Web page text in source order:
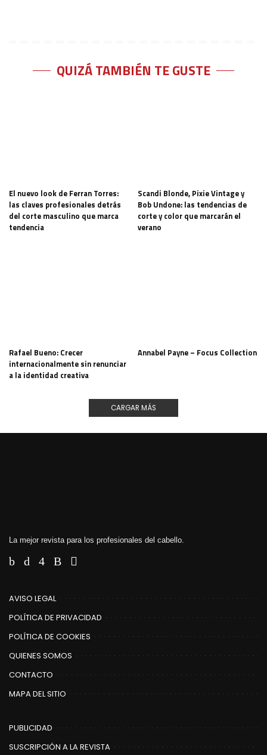
QUIZÁ TAMBIÉN TE GUSTE
El nuevo look de Ferran Torres:
las claves profesionales detrás
del corte masculino que marca
tendencia
Scandi Blonde, Pixie Vintage y
Bob Undone: las tendencias de
corte y color que marcarán el
verano
Rafael Bueno: Crecer
internacionalmente sin renunciar
a la identidad creativa
Annabel Payne – Focus Collection
CARGAR MÁS
La mejor revista para los profesionales del cabello.
AVISO LEGAL
POLÍTICA DE PRIVACIDAD
POLÍTICA DE COOKIES
QUIENES SOMOS
CONTACTO
MAPA DEL SITIO
PUBLICIDAD
SUSCRIPCIÓN A LA REVISTA